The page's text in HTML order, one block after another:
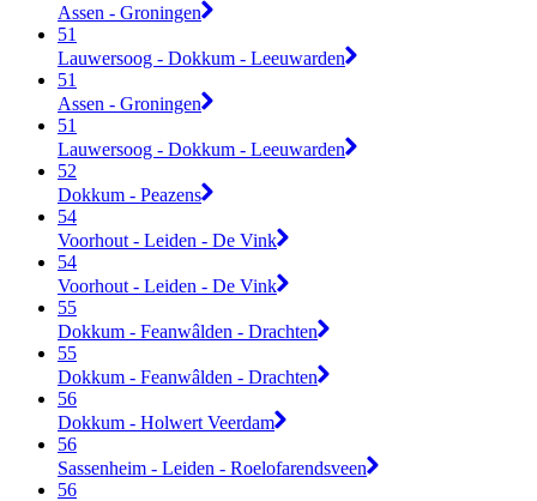
Assen - Groningen
51
Lauwersoog - Dokkum - Leeuwarden
51
Assen - Groningen
51
Lauwersoog - Dokkum - Leeuwarden
52
Dokkum - Peazens
54
Voorhout - Leiden - De Vink
54
Voorhout - Leiden - De Vink
55
Dokkum - Feanwâlden - Drachten
55
Dokkum - Feanwâlden - Drachten
56
Dokkum - Holwert Veerdam
56
Sassenheim - Leiden - Roelofarendsveen
56